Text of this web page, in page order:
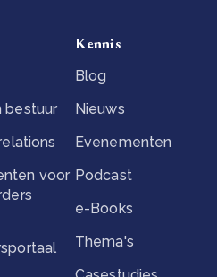
bestuur
voor
Kennis
Blog
Nieuws
Evenementen
Podcast
e-Books
Thema's